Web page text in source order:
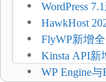
加方法
WordPress
持REST API
HawkHost
$2.61/月，
FlyWP新增
方便
Kinsta API新
WP Engine与